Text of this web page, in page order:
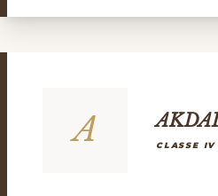
A CLASSE IV